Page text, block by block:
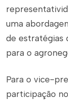
uma
de estratégias
para o
Para o vice-
participação